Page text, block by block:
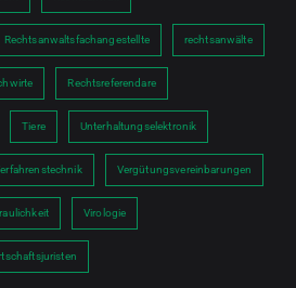
Rechtsanwaltsfachangestellte rechtsanwälte
Rechtsreferendare
Tiere Unterhaltungselektronik
Vergütungsvereinbarungen
Virologie